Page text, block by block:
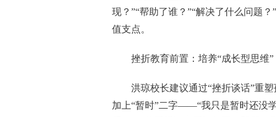
现？”“帮助了谁？”“解决了什么问题
值支点。
挫折教育前置：培养“成长型思维”
洪琼校长建议通过“挫折谈话”重
加上“暂时”二字——“我只是暂时还没